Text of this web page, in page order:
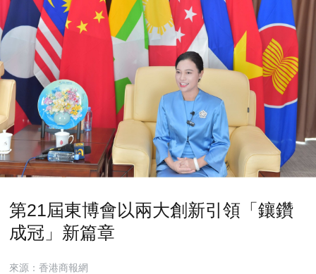
第21屆東博會以兩大創新引領「鑲鑽
成冠」新篇章
來源：香港商報網